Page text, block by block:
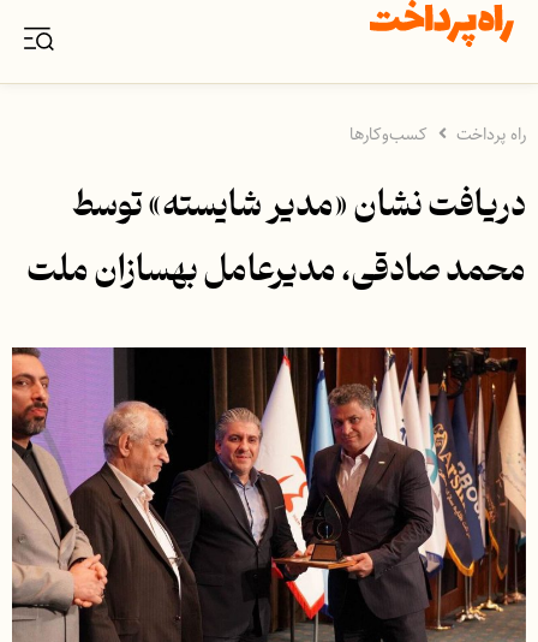
راه پرداخت کسب‌وکارها
دریافت نشان «مدیر شایسته» توسط
محمد صادقی، مدیرعامل بهسازان ملت